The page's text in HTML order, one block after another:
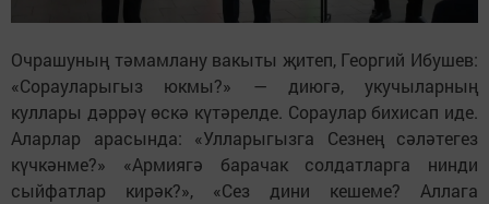
Очрашуның тәмамлану вакыты җитеп, Георгий Ибушев:
«Сорауларыгыз юкмы?» — диюгә, укучыларның
куллары дәррәү өскә күтәрелде. Сораулар бихисап иде.
Аларлар арасында: «Улларыгызга Сезнең сәләтегез
күчкәнме?» «Армиягә барачак солдатларга нинди
сыйфатлар кирәк?», «Сез дини кешеме? Аллага